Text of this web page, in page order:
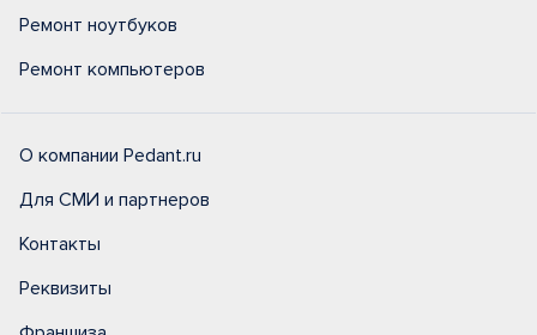
Ремонт ноутбуков
Ремонт компьютеров
О компании Pedant.ru
Для СМИ и партнеров
Контакты
Реквизиты